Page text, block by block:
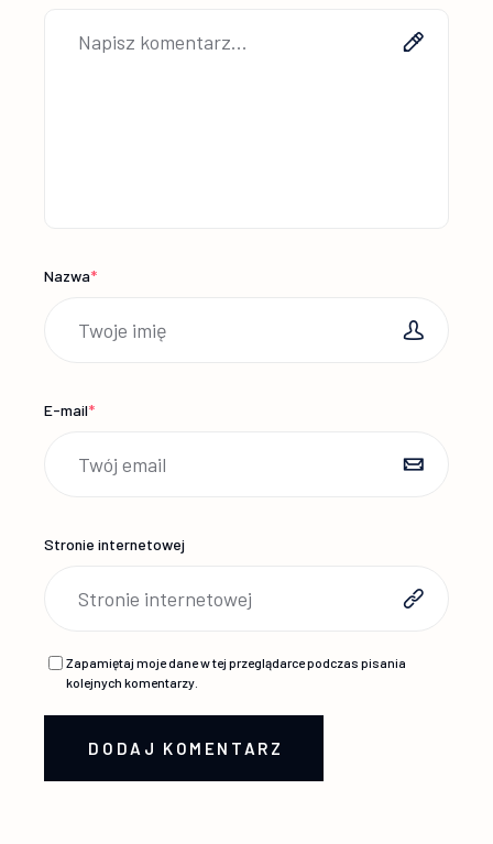
Nazwa*
E-mail*
Stronie internetowej
Zapamiętaj moje dane w tej przeglądarce podczas pisania
kolejnych komentarzy.
DODAJ KOMENTARZ